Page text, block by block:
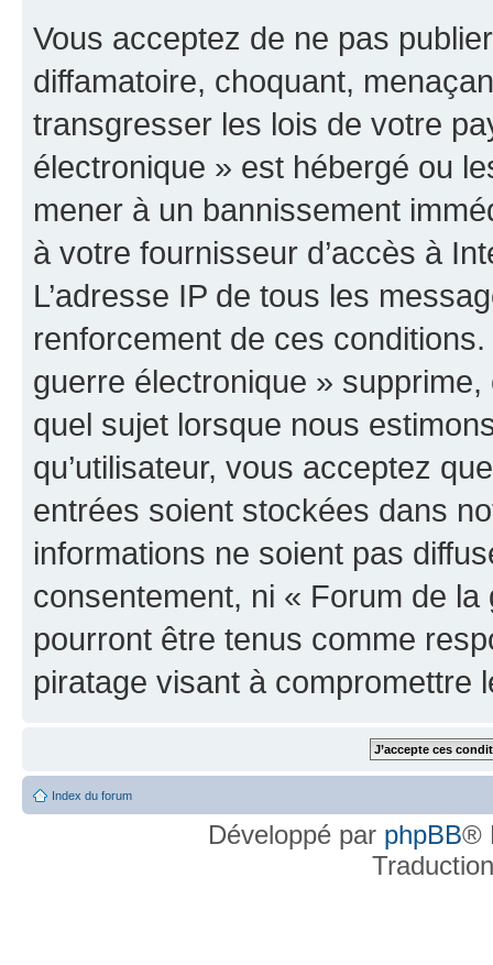
Vous acceptez de ne pas
diffamatoire, choquant,
transgresser les lois de votre
électronique » est hébergé ou
mener à un bannissement
à votre fournisseur d’accès à
L’adresse IP de tous les
renforcement de ces
guerre électronique »
quel sujet lorsque nous
qu’utilisateur, vous acceptez
entrées soient stockées dans
informations ne soient pas
consentement, ni « Forum de
pourront être tenus comme
piratage visant à compromettre
Index du forum
Développé par phpBB®